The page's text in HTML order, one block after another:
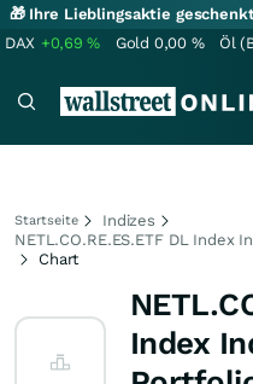
🎁 Ihre Lieblingsaktie
DAX +0,69% Gold 0,00 % Öl
Startseite
Indizes
NETL.CO.RE.ES.ETF DL Index
Chart
Index